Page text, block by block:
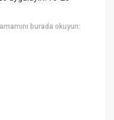
burada okuyun: